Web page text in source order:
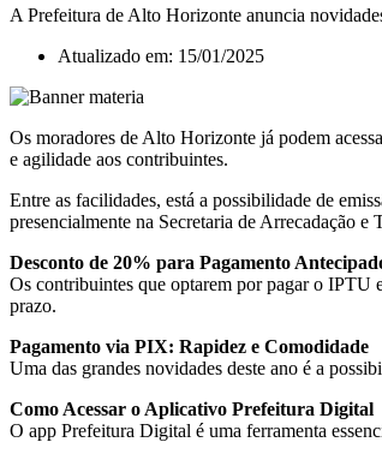
A Prefeitura de Alto Horizonte anuncia
Atualizado em: 15/01/2025
Os moradores de Alto Horizonte já podem
e agilidade aos contribuintes.
Entre as facilidades, está a possibilidade de
presencialmente na Secretaria de Arrecadação
Desconto de 20% para Pagamento
Os contribuintes que optarem por pagar o IPTU
prazo.
Pagamento via PIX: Rapidez e Comodidade
Uma das grandes novidades deste ano é a
Como Acessar o Aplicativo Prefeitura Digital
O app Prefeitura Digital é uma ferramenta